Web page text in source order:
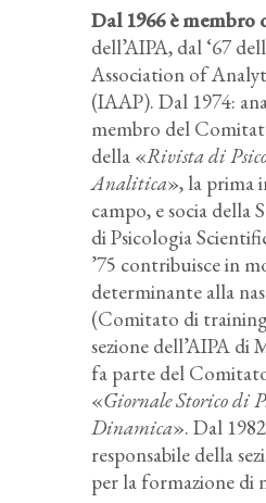
Dal 1966 è membro
dell’AIPA, dal ‘67
Association of
(IAAP). Dal 1974:
membro del
della «Rivista di
Analitica», la prima
campo, e socia della
di Psicologia
’75 contribuisce in
determinante alla
(Comitato di
sezione dell’AIPA di
fa parte del
«Giornale Storico di
Dinamica». Dal
responsabile della
per la formazione di